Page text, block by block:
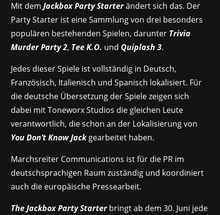
Mit demJackbox Party Starterändert sich das. Der
Party Starter ist eine Sammlung von drei besonders
populären bestehenden Spielen, darunter Trivia
Murder Party 2, Tee K.O. und Quiplash 3.
Jedes dieser Spiele ist vollständig in Deutsch,
Französisch, Italienisch und Spanisch lokalisiert. Für
die deutsche Übersetzung der Spiele zeigen sich
dabei mit Toneworx Studios die gleichen Leute
verantwortlich, die schon an der Lokalisierung von
You Don’t Know Jackgearbeitet haben.
Marchsreiter Communications ist für die PR im
deutschsprachigen Raum zuständig und koordiniert
auch die europäische Pressearbeit.
The Jackbox Party Starterbringt ab dem 30. Juni jede